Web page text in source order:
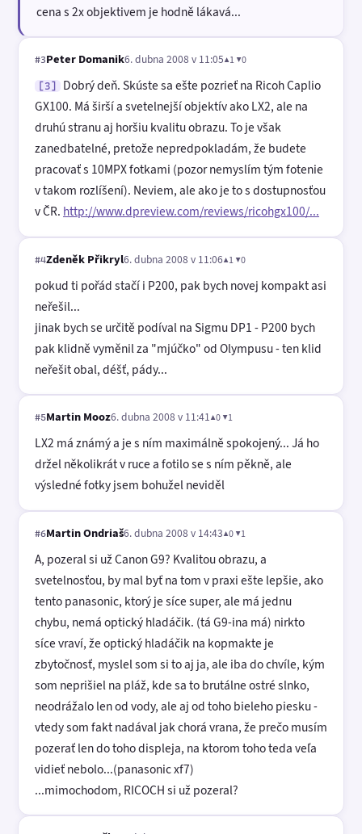
cena s 2x objektivem je hodně lákavá...
#3Peter Domanik6. dubna 2008 v 11:05▲1 ▼0
[3]
Dobrý deň. Skúste sa ešte pozrieť na Ricoh Caplio
GX100. Má širší a svetelnejší objektív ako LX2, ale na
druhú stranu aj horšiu kvalitu obrazu. To je však
zanedbatelné, pretože nepredpokladám, že budete
pracovať s 10MPX fotkami (pozor nemyslím tým fotenie
v takom rozlíšení). Neviem, ale ako je to s dostupnosťou
v ČR. http://www.dpreview.com/reviews/ricohgx100/...
#4Zdeněk Přikryl6. dubna 2008 v 11:06▲1 ▼0
pokud ti pořád stačí i P200, pak bych novej kompakt asi
neřešil...
jinak bych se určitě podíval na Sigmu DP1 - P200 bych
pak klidně vyměnil za "mjúčko" od Olympusu - ten klid
neřešit obal, déšť, pády...
#5Martin Mooz6. dubna 2008 v 11:41▲0 ▼1
LX2 má známý a je s ním maximálně spokojený... Já ho
držel několikrát v ruce a fotilo se s ním pěkně, ale
výsledné fotky jsem bohužel neviděl
#6Martin Ondriaš6. dubna 2008 v 14:43▲0 ▼1
A, pozeral si už Canon G9? Kvalitou obrazu, a
svetelnosťou, by mal byť na tom v praxi ešte lepšie, ako
tento panasonic, ktorý je síce super, ale má jednu
chybu, nemá optický hladáčik. (tá G9-ina má) nirkto
síce vraví, že optický hladáčik na kopmakte je
zbytočnosť, myslel som si to aj ja, ale iba do chvíle, kým
som neprišiel na pláž, kde sa to brutálne ostré slnko,
neodrážalo len od vody, ale aj od toho bieleho piesku -
vtedy som fakt nadával jak chorá vrana, že prečo musím
pozerať len do toho displeja, na ktorom toho teda veľa
vidieť nebolo...(panasonic xf7)
...mimochodom, RICOCH si už pozeral?